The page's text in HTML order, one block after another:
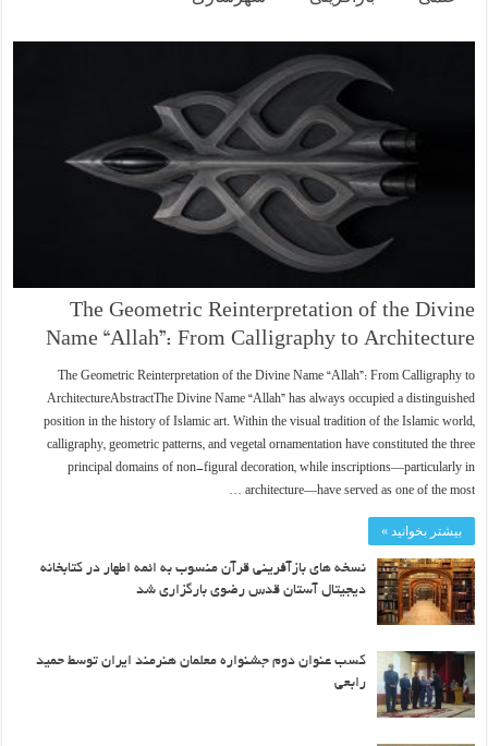
The Geometric Reinterpretation of the Divine
Name “Allah”: From Calligraphy to Architecture
The Geometric Reinterpretation of the Divine Name “Allah”: From Calligraphy to
ArchitectureAbstractThe Divine Name “Allah” has always occupied a distinguished
position in the history of Islamic art. Within the visual tradition of the Islamic world,
calligraphy, geometric patterns, and vegetal ornamentation have constituted the three
principal domains of non-figural decoration, while inscriptions—particularly in
architecture—have served as one of the most …
بیشتر بخوانید »
نسخه های بازآفرینی قرآن منسوب به ائمه اطهار در کتابخانه
دیجیتال آستان قدس رضوی بارگزاری شد
کسب عنوان دوم جشنواره معلمان هنرمند ایران توسط حمید
رابعی